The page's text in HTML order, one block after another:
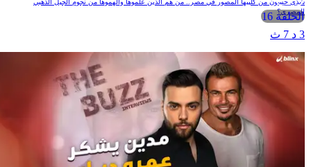
الحلقة 16
شذى حسون من كليبها المصور في مصر.. من هم الذين علموها وألهموها من نجوم الجيل الذهبي
المصري؟